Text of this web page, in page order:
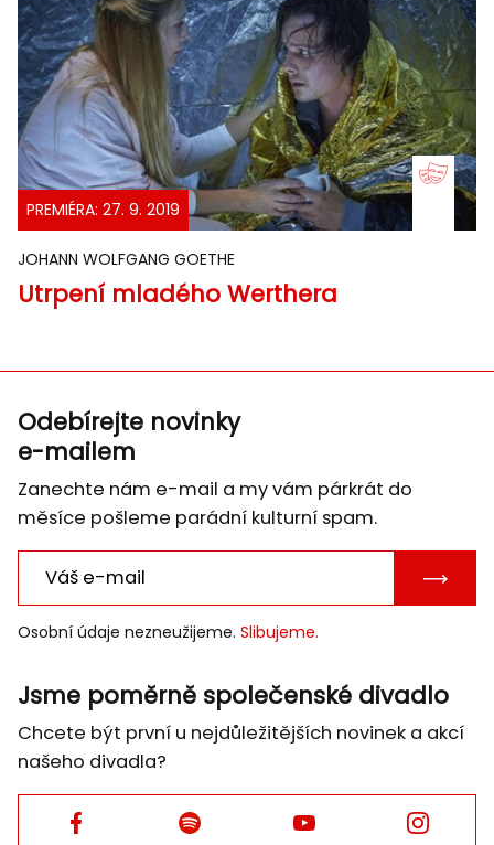
PREMIÉRA: 27. 9. 2019
JOHANN WOLFGANG GOETHE
Utrpení mladého Werthera
Odebírejte novinky
e-mailem
Zanechte nám e-mail a my vám párkrát do
měsíce pošleme parádní kulturní spam.
E-
Osobní údaje nezneužijeme. Slibujeme.
Jsme poměrně společenské divadlo
Chcete být první u nejdůležitějších novinek a akcí
našeho divadla?
Facebook Facebook Facebook Facebook